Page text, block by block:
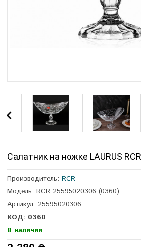
Салатник на ножке LAURUS RCR
Производитель: RCR
Модель: RCR 25595020306 (0360)
Артикул: 25595020306
КОД: 0360
В наличии